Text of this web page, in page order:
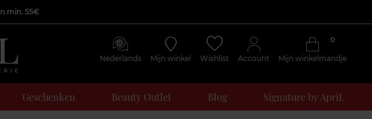
min. 55€
Nederlands Mijn winkel Wishlist Account Mijn winkelmandje
0
Geschenken Beauty Outlet Blog Signature by ApriL